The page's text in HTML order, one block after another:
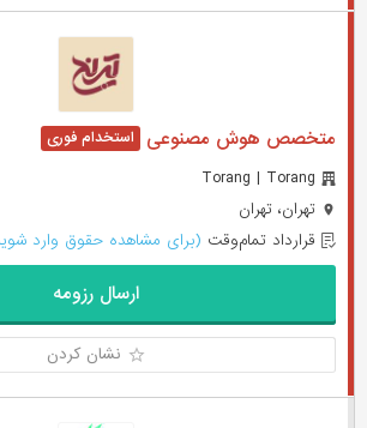
متخصص هوش مصنوعی
Torang | Torang
تهران، تهران
قرارداد تمام‌وقت (برای مشاهده حقوق وارد
ارسال رزومه
نشان کردن